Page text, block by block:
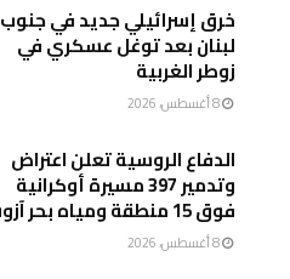
خرق إسرائيلي جديد في جنوب
لبنان بعد توغل عسكري في
زوطر الغربية
الدفاع الروسية تعلن اعتراض
وتدمير 397 مسيرة أوكرانية
فوق 15 منطقة ومياه بحر آزوف